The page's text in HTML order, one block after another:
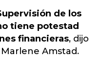
de los
tiene potestad
financieras, dijo
Amstad.